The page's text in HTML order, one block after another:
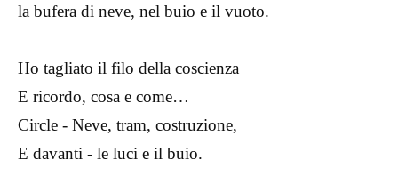
la bufera di neve, nel buio e il vuoto.
Ho tagliato il filo della coscienza
E ricordo, cosa e come…
Circle - Neve, tram, costruzione,
E davanti - le luci e il buio.